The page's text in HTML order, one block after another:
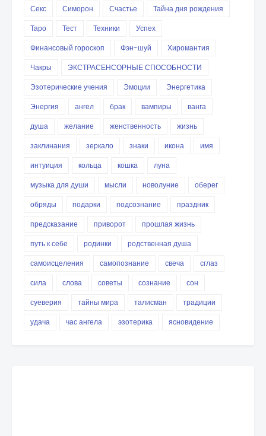
Секс
Симорон Счастье
Тайна дня рождения
Таро
Тест Техники
Успех
Финансовый гороскоп
Фэн-шуй
Хиромантия
Чакры
ЭКСТРАСЕНСОРНЫЕ СПОСОБНОСТИ
Эзотерические учения
Эмоции
Энергетика
Энергия
ангел брак вампиры
ванга
душа
желание женственность
жизнь
заклинания
зеркало знаки икона
имя
интуиция
кольца кошка
луна
музыка для души
мысли новолуние
оберег
обряды
подарки подсознание
праздник
предсказание
приворот
прошлая жизнь
путь к себе
родинки
родственная душа
самоисцеления
самопознание свеча
сглаз
сила
слова советы сознание
сон
суеверия
тайны мира талисман
традиции
удача
час ангела эзотерика ясновидение